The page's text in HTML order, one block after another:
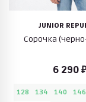
JUNIOR
Cорочка
6 290 ₽
128 134 140 146